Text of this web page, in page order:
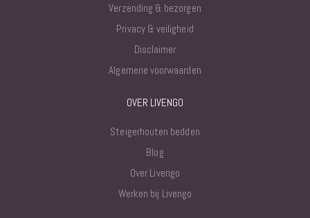
Verzending & bezorgen
Privacy & veiligheid
Disclaimer
Algemene voorwaarden
OVER LIVENGO
Steigerhouten bedden
Blog
Over Livengo
Werken bij Livengo